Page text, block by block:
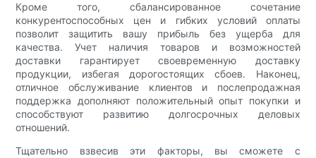
Кроме того, сбалансированное сочетание
конкурентоспособных цен и гибких условий оплаты
позволит защитить вашу прибыль без ущерба для
качества. Учет наличия товаров и возможностей
доставки гарантирует своевременную доставку
продукции, избегая дорогостоящих сбоев. Наконец,
отличное обслуживание клиентов и послепродажная
поддержка дополняют положительный опыт покупки и
способствуют развитию долгосрочных деловых
отношений.
Тщательно взвесив эти факторы, вы сможете с